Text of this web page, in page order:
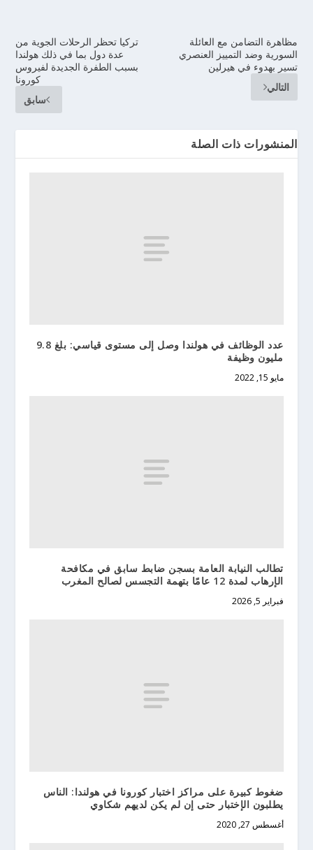
تركيا تحظر الرحلات الجوية من
عدة دول بما في ذلك هولندا
بسبب الطفرة الجديدة لفيروس
كورونا
سابق
مظاهرة التضامن مع العائلة
السورية وضد التمييز العنصري
تسير بهدوء في هيرلين
التالي
المنشورات ذات الصلة
عدد الوظائف في هولندا وصل إلى مستوى قياسي: بلغ 9.8
مليون وظيفة
مايو 15, 2022
تطالب النيابة العامة بسجن ضابط سابق في مكافحة
الإرهاب لمدة 12 عامًا بتهمة التجسس لصالح المغرب
فبراير 5, 2026
ضغوط كبيرة على مراكز اختبار كورونا في هولندا: الناس
يطلبون الإختبار حتى إن لم يكن لديهم شكاوي
أغسطس 27, 2020